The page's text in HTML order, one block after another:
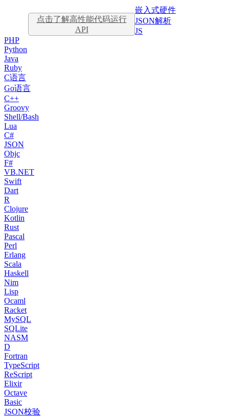
点击了解高性能代码运行
API
嵌入式硬件
JSON解析
JS
PHP
Python
Java
Ruby
C语言
Go语言
C++
Groovy
Shell/Bash
Lua
C#
JSON
Objc
F#
VB.NET
Swift
Dart
R
Clojure
Kotlin
Rust
Pascal
Perl
Erlang
Scala
Haskell
Nim
Lisp
Ocaml
Racket
MySQL
SQLite
NASM
D
Fortran
TypeScript
ReScript
Elixir
Octave
Basic
JSON校验